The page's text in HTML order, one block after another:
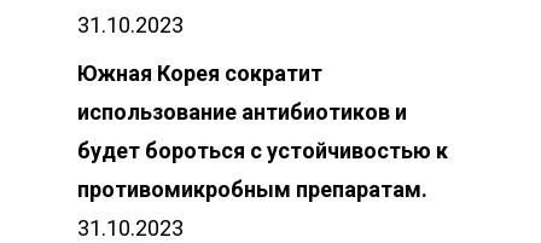
31.10.2023
Южная Корея сократит
использование антибиотиков и
будет бороться с устойчивостью к
противомикробным препаратам.
31.10.2023